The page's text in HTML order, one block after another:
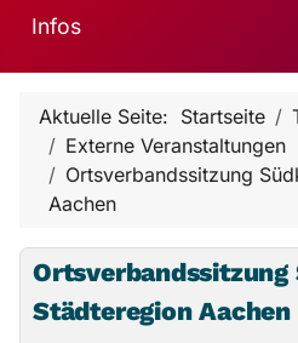
Infos
Aktuelle Seite: Startseite
Externe Veranstaltungen
Ortsverbandssitzung
Aachen
Ortsverbandssitzung
Städteregion Aachen